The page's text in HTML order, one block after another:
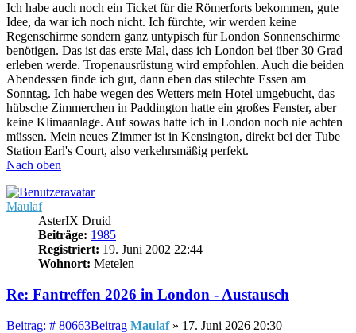
Ich habe auch noch ein Ticket für die Römerforts bekommen, gute
Idee, da war ich noch nicht. Ich fürchte, wir werden keine
Regenschirme sondern ganz untypisch für London Sonnenschirme
benötigen. Das ist das erste Mal, dass ich London bei über 30 Grad
erleben werde. Tropenausrüstung wird empfohlen. Auch die beiden
Abendessen finde ich gut, dann eben das stilechte Essen am
Sonntag. Ich habe wegen des Wetters mein Hotel umgebucht, das
hübsche Zimmerchen in Paddington hatte ein großes Fenster, aber
keine Klimaanlage. Auf sowas hatte ich in London noch nie achten
müssen. Mein neues Zimmer ist in Kensington, direkt bei der Tube
Station Earl's Court, also verkehrsmäßig perfekt.
Nach oben
Maulaf
AsterIX Druid
Beiträge: 1985
Registriert: 19. Juni 2002 22:44
Wohnort: Metelen
Re: Fantreffen 2026 in London - Austausch
Beitrag: # 80663Beitrag Maulaf» 17. Juni 2026 20:30